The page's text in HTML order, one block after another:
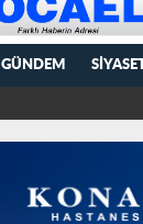
GÜNDEM SIYASET